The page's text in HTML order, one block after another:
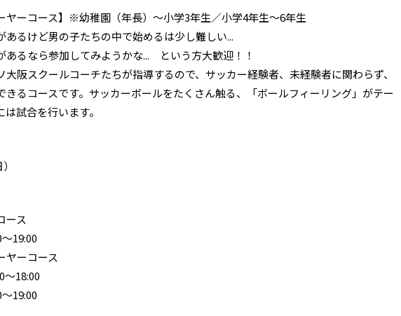
ヤーコース】※幼稚園（年長）～小学3年生／小学4年生～6年生
あるけど男の子たちの中で始めるは少し難しい...
あるなら参加してみようかな... という方大歓迎！！
大阪スクールコーチたちが指導するので、サッカー経験者、未経験者に関わらず、
きるコースです。サッカーボールをたくさん触る、「ボールフィーリング」がテー
試合を行います。
ース
19:00
ヤーコース
18:00
19:00